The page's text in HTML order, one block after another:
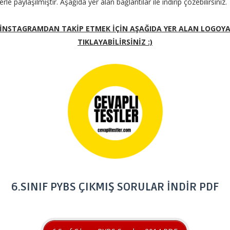
İNSTAGRAMDAN TAKİP ETMEK İÇİN AŞAĞIDA YER ALAN LOGOYA
TIKLAYABİLİRSİNİZ :)
6.SINIF PYBS ÇIKMIŞ SORULAR İNDİR PDF